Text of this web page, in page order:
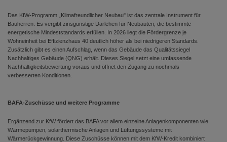
Das KfW-Programm „Klimafreundlicher Neubau" ist das zentrale Instrument für
Bauherren. Es vergibt zinsgünstige Darlehen für Neubauten, die bestimmte
energetische Mindeststandards erfüllen. In 2026 liegt die Fördergrenze je
Wohneinheit bei Effizienzhaus 40 deutlich höher als bei niedrigeren Standards.
Zusätzlich gibt es einen Aufschlag, wenn das Gebäude das Qualitätssiegel
Nachhaltiges Gebäude (QNG) erhält. Dieses Siegel setzt eine umfassende
Nachhaltigkeitsbewertung voraus und öffnet den Zugang zu nochmals
verbesserten Konditionen.
BAFA-Zuschüsse und weitere Programme
Ergänzend zur KfW fördert das BAFA vor allem einzelne Anlagenkomponenten wie
Wärmepumpen, solarthermische Anlagen und Lüftungssysteme mit
Wärmerückgewinnung. Diese Zuschüsse können mit dem KfW-Kredit kombiniert